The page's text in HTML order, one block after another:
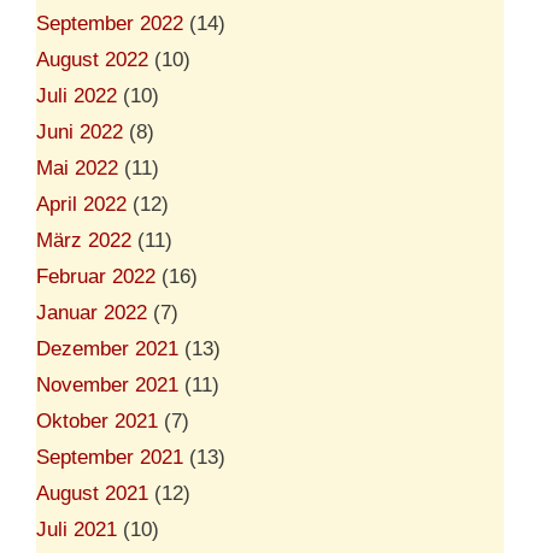
September 2022 (14)
August 2022 (10)
Juli 2022 (10)
Juni 2022 (8)
Mai 2022 (11)
April 2022 (12)
März 2022 (11)
Februar 2022 (16)
Januar 2022 (7)
Dezember 2021 (13)
November 2021 (11)
Oktober 2021 (7)
September 2021 (13)
August 2021 (12)
Juli 2021 (10)